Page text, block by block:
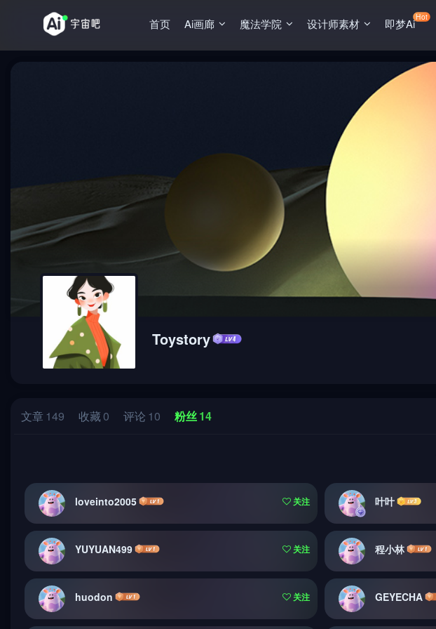
首页 Ai画廊 魔法学院 设计师素材 即梦AiHot
Toystory
文章149 收藏0 评论 10 粉丝14
loveinto2005 关注 叶叶
YUYUAN499 关注 程小林
huodon 关注 GEYECHA